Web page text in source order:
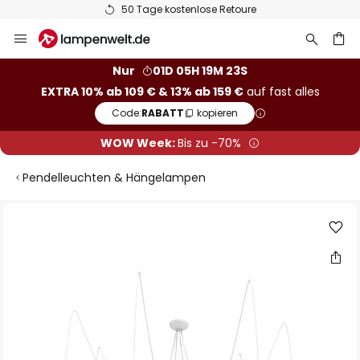
50 Tage kostenlose Retoure
Inhalt
Nur
01D 05H 19M 22S
EXTRA 10% ab 109 € & 13% ab 159 €auf fast alles
Code:RABATT kopieren
WOW Week:Bis zu -70%
Pendelleuchten & Hängelampen